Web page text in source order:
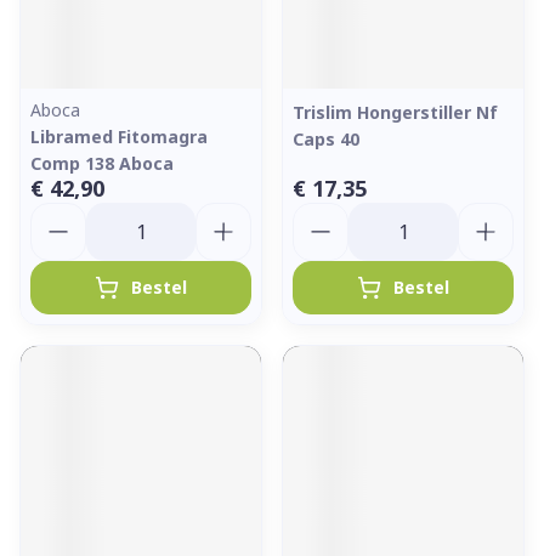
Aboca
Libramed Fitomagra
Comp 138 Aboca
€ 42,90
Bestel
Trislim Hongerstiller Nf
Caps 40
€ 17,35
Bestel